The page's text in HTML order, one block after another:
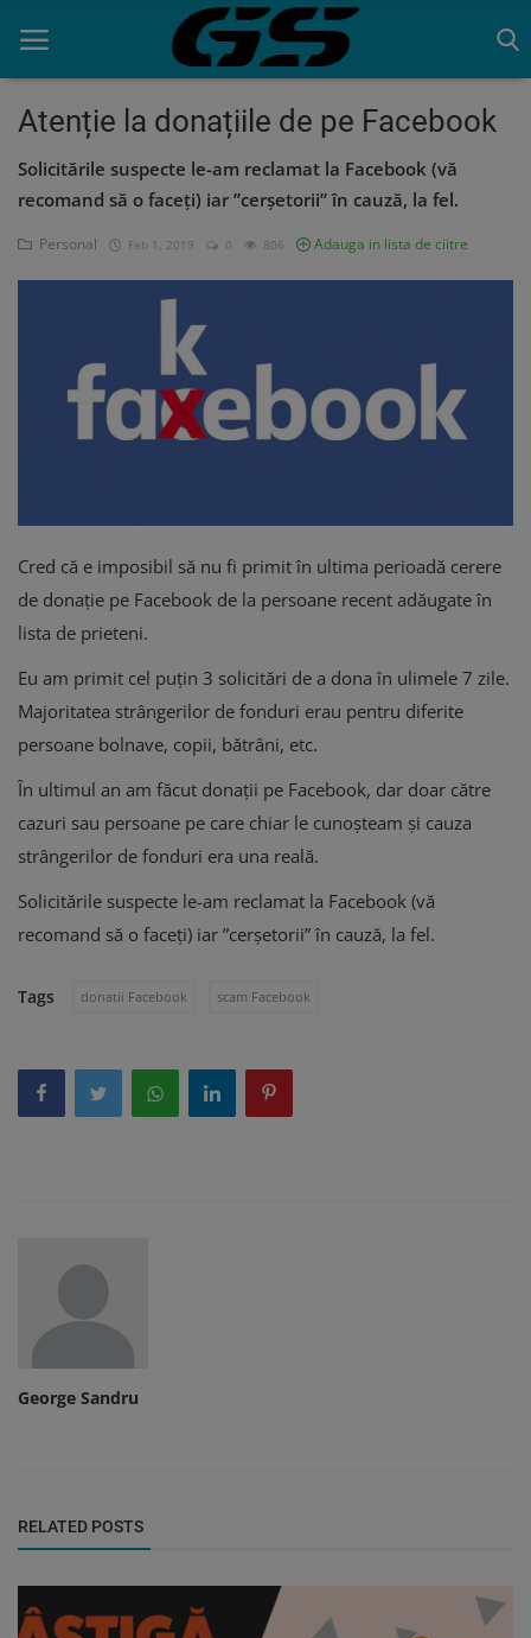
Acasa
Atenție la donațiile de pe Facebook
Solicitările suspecte le-am reclamat la Facebook (vă
recomand să o faceți) iar ”cerșetorii” în cauză, la fel.
Personal Feb 1, 2019 0 806 Adauga in lista de ciitre
Cred că e imposibil să nu fi primit în ultima perioadă cerere
de donație pe Facebook de la persoane recent adăugate în
lista de prieteni.
Eu am primit cel puțin 3 solicitări de a dona în ulimele 7 zile.
Majoritatea strângerilor de fonduri erau pentru diferite
persoane bolnave, copii, bătrâni, etc.
În ultimul an am făcut donații pe Facebook, dar doar către
cazuri sau persoane pe care chiar le cunoșteam și cauza
strângerilor de fonduri era una reală.
Solicitările suspecte le-am reclamat la Facebook (vă
recomand să o faceți) iar ”cerșetorii” în cauză, la fel.
Tags donatii Facebook scam Facebook
George Sandru
RELATED POSTS